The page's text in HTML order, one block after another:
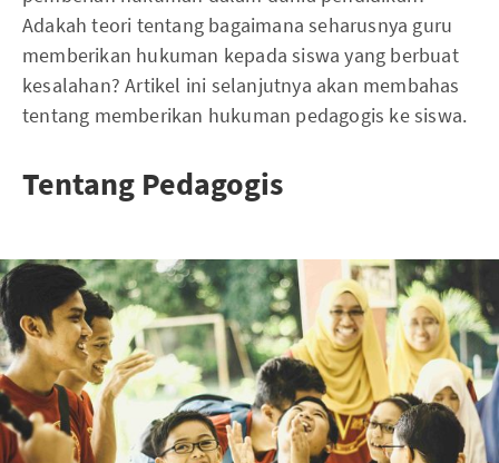
Adakah teori tentang bagaimana seharusnya guru
memberikan hukuman kepada siswa yang berbuat
kesalahan? Artikel ini selanjutnya akan membahas
tentang memberikan hukuman pedagogis ke siswa.
Tentang Pedagogis